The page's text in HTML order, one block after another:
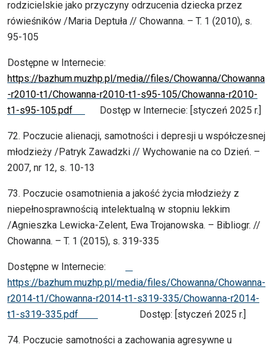
rodzicielskie jako przyczyny odrzucenia dziecka przez
rówieśników /Maria Deptuła // Chowanna. – T. 1 (2010), s.
95-105
Dostępne w Internecie:
https://bazhum.muzhp.pl/media//files/Chowanna/Chowanna
-r2010-t1/Chowanna-r2010-t1-s95-105/Chowanna-r2010-
t1-s95-105.pdf
Dostęp w Internecie: [styczeń 2025 r.]
72. Poczucie alienacji, samotności i depresji u współczesnej
młodzieży /Patryk Zawadzki // Wychowanie na co Dzień. –
2007, nr 12, s. 10-13
73. Poczucie osamotnienia a jakość życia młodzieży z
niepełnosprawnością intelektualną w stopniu lekkim
/Agnieszka Lewicka-Zelent, Ewa Trojanowska. – Bibliogr. //
Chowanna. – T. 1 (2015), s. 319-335
Dostępne w Internecie:
https://bazhum.muzhp.pl/media/files/Chowanna/Chowanna-
r2014-t1/Chowanna-r2014-t1-s319-335/Chowanna-r2014-
t1-s319-335.pdf
Dostęp: [styczeń 2025 r.]
74. Poczucie samotności a zachowania agresywne u